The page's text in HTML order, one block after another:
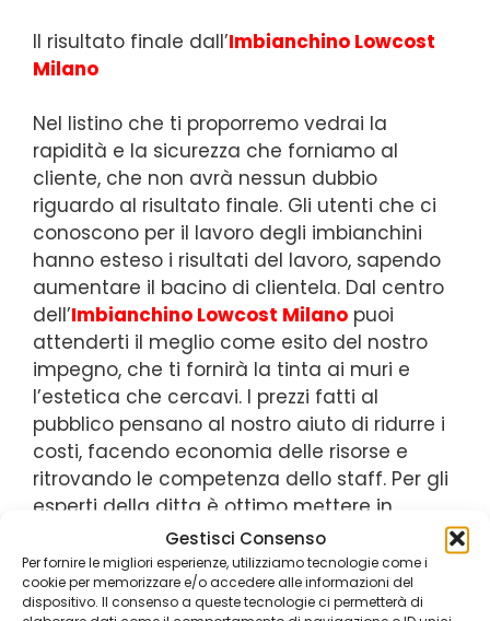
Gestisci Consenso
Per fornire le migliori esperienze, utilizziamo tecnologie come i
cookie per memorizzare e/o accedere alle informazioni del
dispositivo. Il consenso a queste tecnologie ci permetterà di
Il risultato finale dall’Imbianchino Lowcost
Milano
Nel listino che ti proporremo vedrai la
rapidità e la sicurezza che forniamo al
cliente, che non avrà nessun dubbio
riguardo al risultato finale. Gli utenti che ci
conoscono per il lavoro degli imbianchini
hanno esteso i risultati del lavoro, sapendo
aumentare il bacino di clientela. Dal centro
dell’Imbianchino Lowcost Milano puoi
attenderti il meglio come esito del nostro
impegno, che ti fornirà la tinta ai muri e
l’estetica che cercavi. I prezzi fatti al
pubblico pensano al nostro aiuto di ridurre i
costi, facendo economia delle risorse e
ritrovando le competenza dello staff. Per gli
esperti della ditta è ottimo mettere in
pratica le conoscenze, stendendo in modo
rapido ed efficace le mani di bianco. Scegli
l’Imbianchino Lowcost Milanoche ti stiamo
proponendo, se vuoi notare da subito la